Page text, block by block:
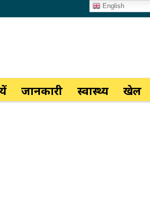
जानकारी स्वास्थ्य खेल
English